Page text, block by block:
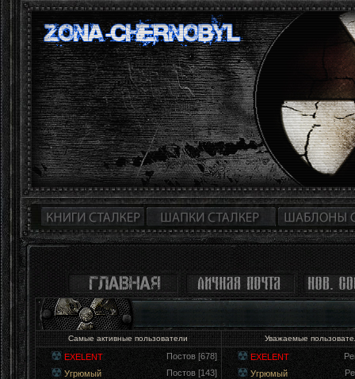
Самые активные пользователи Уважаемые
EXELENT
Постов [678]
Угрюмый
Постов [143]
EXELENT
Угрюмый